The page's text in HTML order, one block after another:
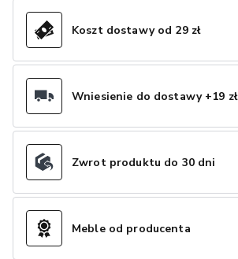
Koszt dostawy od 29 zł
Wniesienie do dostawy +19 zł
Zwrot produktu do 30 dni
Meble od producenta